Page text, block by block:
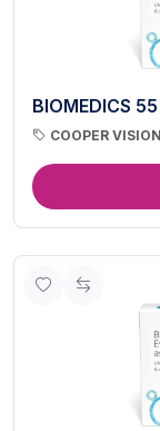
BIOMEDICS
COOPER VISION